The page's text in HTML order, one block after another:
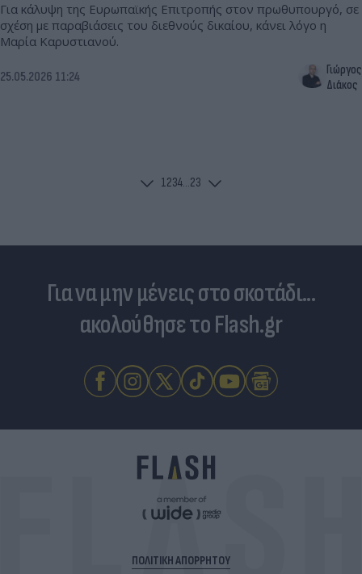
Για κάλυψη της Ευρωπαϊκής Επιτροπής στον πρωθυπουργό, σε
σχέση με παραβιάσεις του διεθνούς δικαίου, κάνει λόγο η
Μαρία Καρυστιανού.
25.05.2026 11:24
Γιώργος
Διάκος
1234...23
Για να μην μένεις στο σκοτάδι...
ακολούθησε το Flash.gr
ΠΟΛΙΤΙΚΗ ΑΠΟΡΡΗΤΟΥ